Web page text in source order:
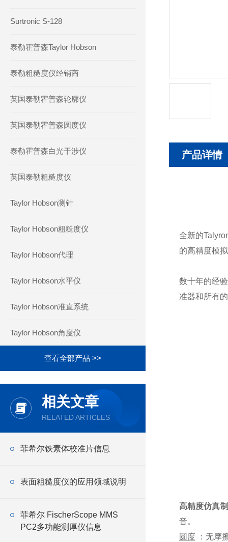
Surtronic S-128
泰勒霍普森Taylor Hobson
泰勒粗糙度仪经销商
英国泰勒霍普森轮廓仪
英国泰勒霍普森圆度仪
泰勒霍普森白光干涉仪
英国泰勒粗糙度仪
Taylor Hobson测针
Taylor Hobson粗糙度仪
Taylor Hobson代理
Taylor Hobson水平仪
Taylor Hobson准直系统
Taylor Hobson角度仪
查看全部产品 >>
相关文章
RELATED ARTICLES
菲希尔铁素体校准片信息
表面粗糙度仪的应用领域说明
菲希尔 FischerScope MMS
PC2多功能测厚仪信息
产品详情
全新的
的高精度模
数十年的经
准器和所有
高精度仿真
音。
圆度：无摩